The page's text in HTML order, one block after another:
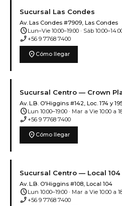
Sucursal Las Condes
Av. Las Condes #7909, Las Condes
scheduleLun–Vie 10:00–19:00 · Sáb
phone_enabled +56 9 7768 7400
location_on Cómo llegar
Sucursal Centro — Crown
Av. L.B. O'Higgins #142, Loc. 174 y
scheduleLun 10:00–19:00 · Mar a Vie 10:00 a
phone_enabled +56 9 7768 7400
location_on Cómo llegar
Sucursal Centro — Local 104
Av. L.B. O'Higgins #108, Local 104
scheduleLun 10:00–19:00 · Mar a Vie 10:00 a
phone_enabled +56 9 7768 7400